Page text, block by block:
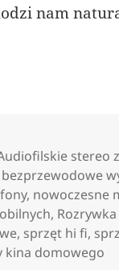
nam
stereo
bezprzewodowe
, nowoczesne
,
, sprzęt hi fi,
kina domowego